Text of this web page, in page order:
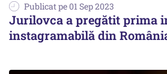
Publicat pe 01 Sep 2023
Jurilovca a pregătit prima
instagramabilă din